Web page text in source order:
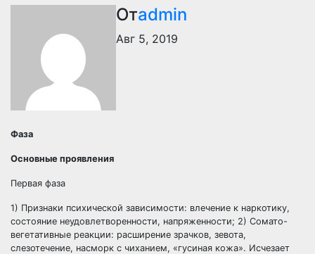
Отadmin
Авг 5, 2019
Фаза
Основные проявления
Первая фаза
1) Признаки психической зависимости: влечение к наркотику,
состояние неудовлетворенности, напряженности; 2) Сомато-
вегетативные реакции: расширение зрачков, зевота,
слезотечение, насморк с чиханием, «гусиная кожа». Исчезает